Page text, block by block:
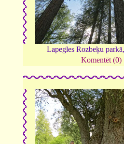
Lapegles Rozbeķu
Komentēt (0)